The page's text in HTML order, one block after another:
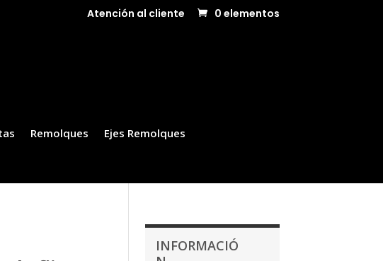
Atención al cliente 0 elementos
Remolques
Ejes Remolques
INFORMACIÓ